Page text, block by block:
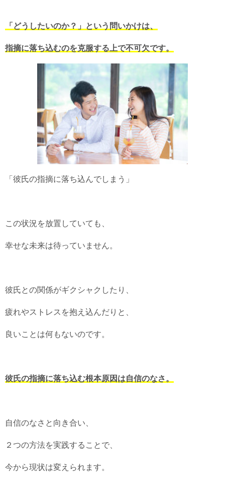
「どうしたいのか？」という問いかけは、
指摘に落ち込むのを克服する上で不可欠です。
「彼氏の指摘に落ち込んでしまう」
この状況を放置していても、
幸せな未来は待っていません。
彼氏との関係がギクシャクしたり、
疲れやストレスを抱え込んだりと、
良いことは何もないのです。
彼氏の指摘に落ち込む根本原因は自信のなさ。
自信のなさと向き合い、
２つの方法を実践することで、
今から現状は変えられます。